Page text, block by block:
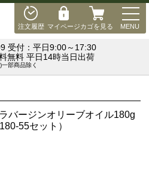
注文履歴 マイページカゴを見る MENU
受付：平日9:00～17:30
無料 平日14時当日出荷
部商品除く
バージンオリーブオイル180g
55セット）